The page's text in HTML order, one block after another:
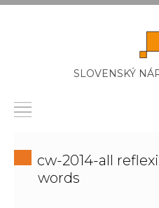
SLOVENSKÝ
cw-2014-all
words